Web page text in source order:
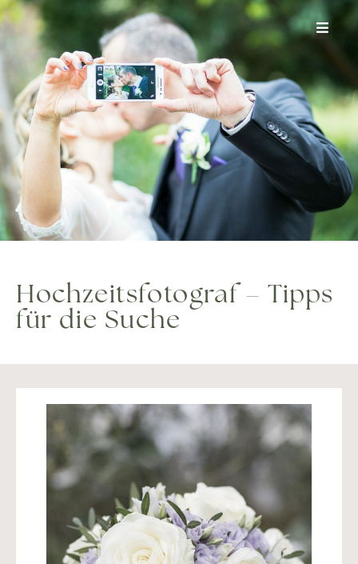
springen
Hochzeitsfotograf – Tipps
für die Suche